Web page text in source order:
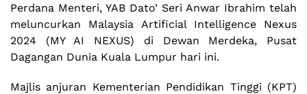
Perdana Menteri, YAB Dato’ Seri Anwar Ibrahim telah
meluncurkan Malaysia Artificial Intelligence Nexus
2024 (MY AI NEXUS) di Dewan Merdeka, Pusat
Dagangan Dunia Kuala Lumpur hari ini.
Majlis anjuran Kementerian Pendidikan Tinggi (KPT)